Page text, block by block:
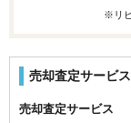
※リ
売却査定サービ
売却査定サービス